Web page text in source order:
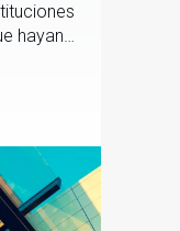
hayan